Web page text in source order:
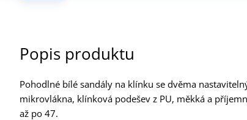
Popis produktu
Pohodlné bílé sandály na klínku se dvěma
mikrovlákna, klínková podešev z PU, měkká a
až po 47.